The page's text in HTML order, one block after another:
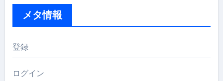
メタ情報
登録
ログイン